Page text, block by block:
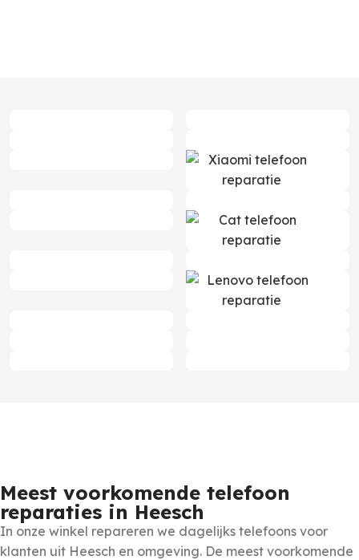
Meest voorkomende telefoon
reparaties in Heesch
In onze winkel repareren we dagelijks telefoons voor
klanten uit Heesch en omgeving. De meest voorkomende